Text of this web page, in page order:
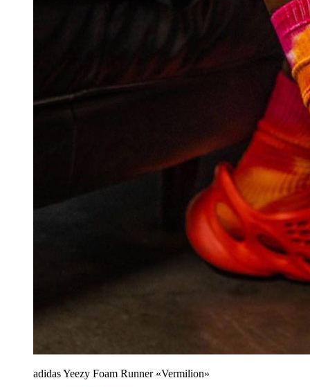
adidas Yeezy Foam Runner «Vermilion»